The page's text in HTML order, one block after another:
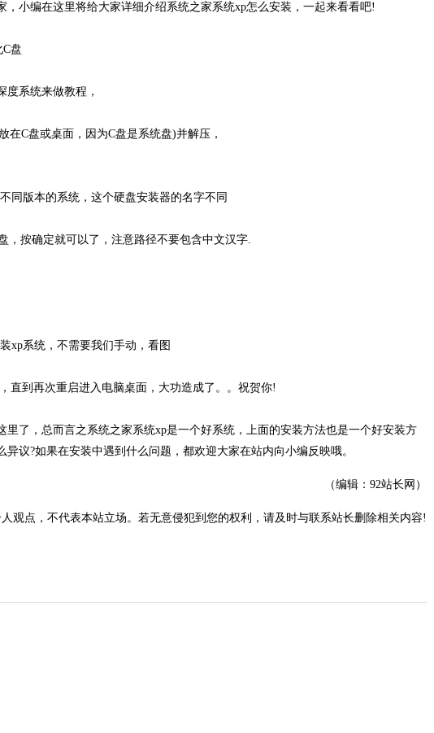
小编在这里将给大家详细介绍系统之家系统xp怎么安装，一起来看看吧!
盘
系统来做教程，
C盘或桌面，因为C盘是系统盘)并解压，
版本的系统，这个硬盘安装器的名字不同
按确定就可以了，注意路径不要包含中文汉字.
系统，不需要我们手动，看图
到再次重启进入电脑桌面，大功造成了。。祝贺你!
了，总而言之系统之家系统xp是一个好系统，上面的安装方法也是一个好安装方
议?如果在安装中遇到什么问题，都欢迎大家在站内向小编反映哦。
（编辑：92站长网）
观点，不代表本站立场。若无意侵犯到您的权利，请及时与联系站长删除相关内容!